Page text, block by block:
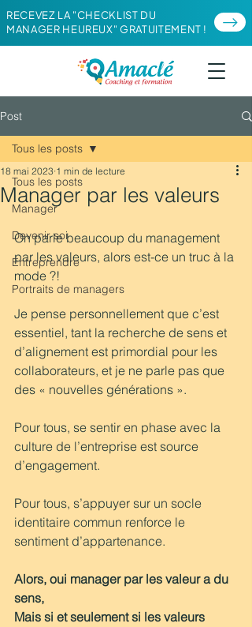
RECEVEZ LA "CHECKLIST DU
MANAGER HEUREUX" GRATUITEMENT !
Post
Tous les posts
Manager
Devenir soi
Entreprendre
Portraits de managers
Tous les posts
Manager par les valeurs
18 mai 2023 1 min de lecture
On parle beaucoup du management
par les valeurs, alors est-ce un truc à la
mode ?!
Je pense personnellement que c’est
essentiel, tant la recherche de sens et
d’alignement est primordial pour les
collaborateurs, et je ne parle pas que
des « nouvelles générations ».
Pour tous, se sentir en phase avec la
culture de l’entreprise est source
d’engagement.
Pour tous, s’appuyer sur un socle
identitaire commun renforce le
sentiment d’appartenance.
Alors, oui manager par les valeur a du
sens,
Mais si et seulement si les valeurs